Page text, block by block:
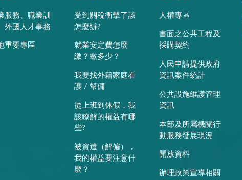
服務、職業訓
外國人才事務
重要專區
受到關稅衝擊了該
怎麼辦?
就業安定費怎麼
繳？繳多少？
我要找外籍家庭看
護 / 幫傭
從上班到休假，我
該瞭解的權益有哪
些?
被資遣（解僱），
我的權益要注意什
麼？
人權專區
書面之公共工程及
採購契約
人民申請提供政府
資訊案件統計
公共設施維護管理
資訊
本部及所屬機關行
動服務發展現況
開放資料
辦理政策宣導相關